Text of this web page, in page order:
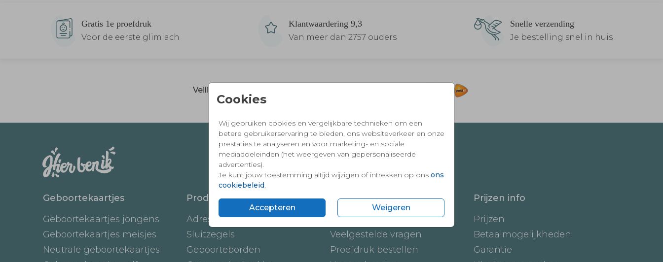
Cookies
Wij gebruiken cookies en vergelijkbare technieken om een
betere gebruikerservaring te bieden, ons websiteverkeer en onze
prestaties te analyseren en voor marketing- en sociale
mediadoeleinden (het weergeven van gepersonaliseerde
advertenties).
Je kunt jouw toestemming altijd wijzigen of intrekken op ons ons
cookiebeleid
Accepteren Weigeren
Gratis 1e proefdruk
Voor de eerste glimlach
Klantwaardering 9,3
Van meer dan 2757 ouders
Snelle verzending
Je bestelling snel in huis
Veilig en vertrouwd winkelen en betalen
Geboortekaartjes
Geboortekaartjes jongens
Geboortekaartjes meisjes
Neutrale geboortekaartjes
Producten
Adresstickers
Sluitzegels
Geboorteborden
Onze service
Hoe werkt het
Veelgestelde vragen
Proefdruk bestellen
Prijzen info
Prijzen
Betaalmogelijkheden
Garantie